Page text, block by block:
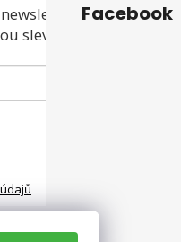
a
slevu ani akci!
Facebook